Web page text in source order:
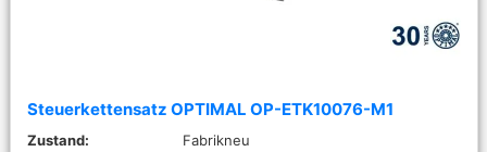
Steuerkettensatz OPTIMAL OP-ETK10076-M1
Zustand:
Fabrikneu